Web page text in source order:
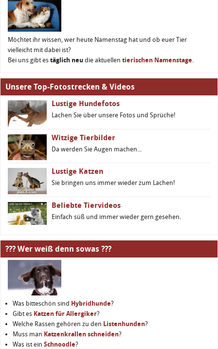
Möchtet ihr wissen, wer heute Namenstag hat und ob euer Tier
vielleicht mit dabei ist?
Bei uns gibt es täglich neu die aktuellen tierischen Namenstage.
Unsere Top-Fotostrecken & Videos
Lustige Hundefotos
Lachen Sie über unsere Fotos und Sprüche!
Witzige Tierbilder
Da werden Sie Augen machen...
Lustige Katzen
Sie bringen uns immer wieder zum Lachen!
Beliebte Tiervideos
Einfach süß und immer wieder gern gesehen.
??? Wer weiß denn sowas ???
Was bitteschön sind Hybridhunde?
Gibt es Katzen für Allergiker?
Welche Rassen gehören zu den Listenhunden?
Muss man Katzenkrallen schneiden?
Was ist ein Schnoodle?